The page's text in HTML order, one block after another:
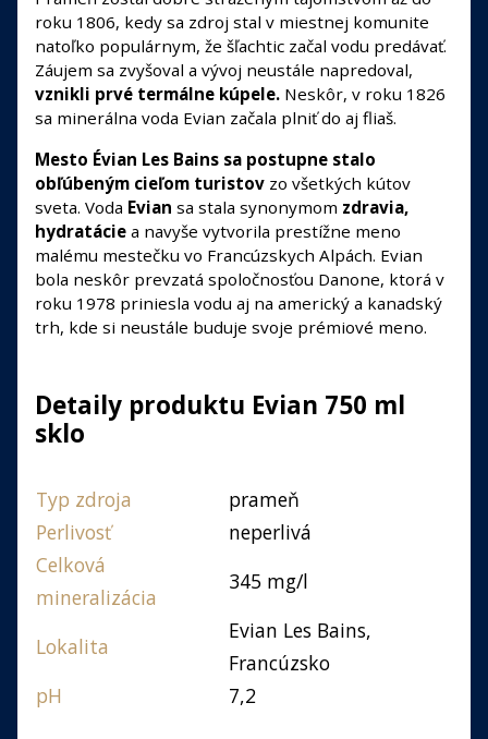
roku 1806, kedy sa zdroj stal v miestnej komunite
natoľko populárnym, že šľachtic začal vodu predávať.
Záujem sa zvyšoval a vývoj neustále napredoval,
vznikli prvé termálne kúpele. Neskôr, v roku 1826
sa minerálna voda Evian začala plniť do aj fliaš.
Mesto Évian Les Bains sa postupne stalo
obľúbeným cieľom turistov zo všetkých kútov
sveta. Voda Evian sa stala synonymom zdravia,
hydratácie a navyše vytvorila prestížne meno
malému mestečku vo Francúzskych Alpách. Evian
bola neskôr prevzatá spoločnosťou Danone, ktorá v
roku 1978 priniesla vodu aj na americký a kanadský
trh, kde si neustále buduje svoje prémiové meno.
Detaily produktu Evian 750 ml
sklo
Typ zdroja
prameň
Perlivosť
neperlivá
Celková
mineralizácia
345 mg/l
Lokalita
Evian Les Bains,
Francúzsko
pH
7,2